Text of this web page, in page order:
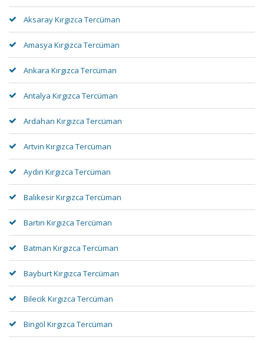
Aksaray Kırgızca Tercüman
Amasya Kırgızca Tercüman
Ankara Kırgızca Tercüman
Antalya Kırgızca Tercüman
Ardahan Kırgızca Tercüman
Artvin Kırgızca Tercüman
Aydın Kırgızca Tercüman
Balıkesir Kırgızca Tercüman
Bartın Kırgızca Tercüman
Batman Kırgızca Tercüman
Bayburt Kırgızca Tercüman
Bilecik Kırgızca Tercüman
Bingöl Kırgızca Tercüman